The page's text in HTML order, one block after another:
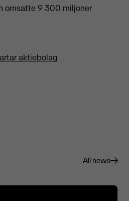
omsatte 9 300 miljoner
aktiebolag
All news